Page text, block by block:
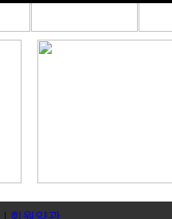
| 회원약관